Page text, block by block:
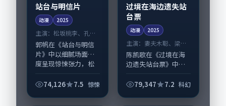
站台与明信片
动漫 2025
主演： 松坂桃李、孔刘
等
郭帆在《站台与明信
片》中以细腻场面调
度呈现惊悚张力，松
表演层次丰富。影片
74,126 7.5 惊悚
过境在海边遗失站
台票
动漫 2025
主演： 妻夫木聪、梁朝
伟 等
陈凯歌在《过境在海
边遗失站台票》中以
幻张力，妻夫木聪、
79,347 7.2 科幻